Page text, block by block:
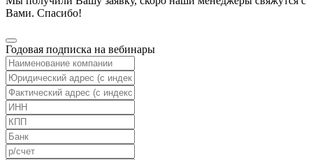
Вами. Спасибо!
Годовая подписка на вебинары